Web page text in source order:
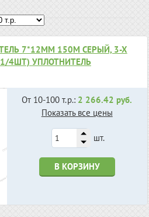
7*12ММ 150М СЕРЫЙ, 3-Х
4ШТ) УПЛОТНИТЕЛЬ
От 10-100 т.р.: 2 266.42 руб.
Показать все цены
шт.
В КОРЗИНУ